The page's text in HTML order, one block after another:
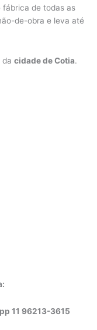
fábrica de todas as
de-obra e leva até
dacidade de Cotia.
11 96213-3615